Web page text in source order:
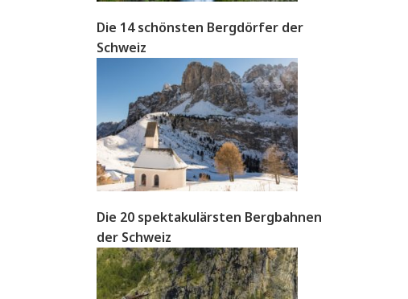
Die 14 schönsten Bergdörfer der
Schweiz
Die 20 spektakulärsten Bergbahnen
der Schweiz